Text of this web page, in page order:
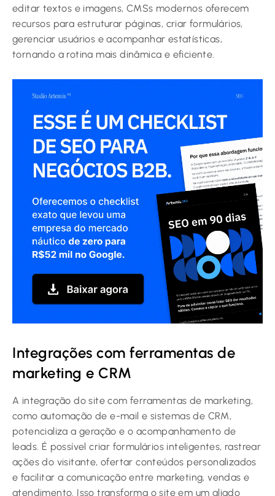
editar textos e imagens, CMSs modernos oferecem
recursos para estruturar páginas, criar formulários,
gerenciar usuários e acompanhar estatísticas,
tornando a rotina mais dinâmica e eficiente.
Integrações com ferramentas de
marketing e CRM
A integração do site com ferramentas de marketing,
como automação de e-mail e sistemas de CRM,
potencializa a geração e o acompanhamento de
leads. É possível criar formulários inteligentes, rastrear
ações do visitante, ofertar conteúdos personalizados
e facilitar a comunicação entre marketing, vendas e
atendimento. Isso transforma o site em um aliado